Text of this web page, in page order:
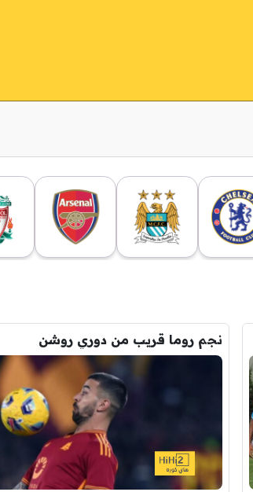
نجم روما قريب من دوري روشن